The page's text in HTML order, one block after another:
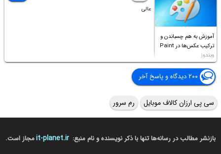
آموزش به هم چسباندن و
ترکیب عکس‌ها در Paint
ویندوز
عالی
۲۰۰ دیدگاه و پاسخ آخر
سی پی ارزان کالاف موبایل رم سرور
بازنشر مطالب در رسانه‌ها تنها با ذکر نویسنده و نام منبع: it-planet.irمجاز است.